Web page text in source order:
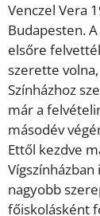
Venczel Vera
Budapesten.
elsőre
szerette
Színházhoz
már a
másodév
Ettől kezdve
nagyobb
főiskolásként